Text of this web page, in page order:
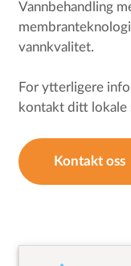
Vannbehandling
vannkvalitet.
For ytterligere
kontakt ditt lokale
Kontakt oss